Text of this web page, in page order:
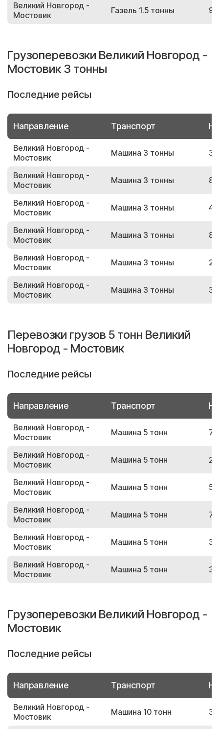
Великий Новгород -
Мостовик
Газель 1.5 тонны
Грузоперевозки Великий Новгород -
Мостовик 3 тонны
Последние рейсы
Направление Транспорт
Великий Новгород -
Мостовик
Машина 3 тонны
Великий Новгород -
Мостовик
Машина 3 тонны
Великий Новгород -
Мостовик
Машина 3 тонны
Великий Новгород -
Мостовик
Машина 3 тонны
Великий Новгород -
Мостовик
Машина 3 тонны
Великий Новгород -
Мостовик
Машина 3 тонны
Перевозки грузов 5 тонн Великий
Новгород - Мостовик
Последние рейсы
Направление Транспорт
Великий Новгород -
Мостовик
Машина 5 тонн
Великий Новгород -
Мостовик
Машина 5 тонн
Великий Новгород -
Мостовик
Машина 5 тонн
Великий Новгород -
Мостовик
Машина 5 тонн
Великий Новгород -
Мостовик
Машина 5 тонн
Великий Новгород -
Мостовик
Машина 5 тонн
Грузоперевозки Великий Новгород -
Мостовик
Последние рейсы
Направление Транспорт
Великий Новгород -
Мостовик
Машина 10 тонн